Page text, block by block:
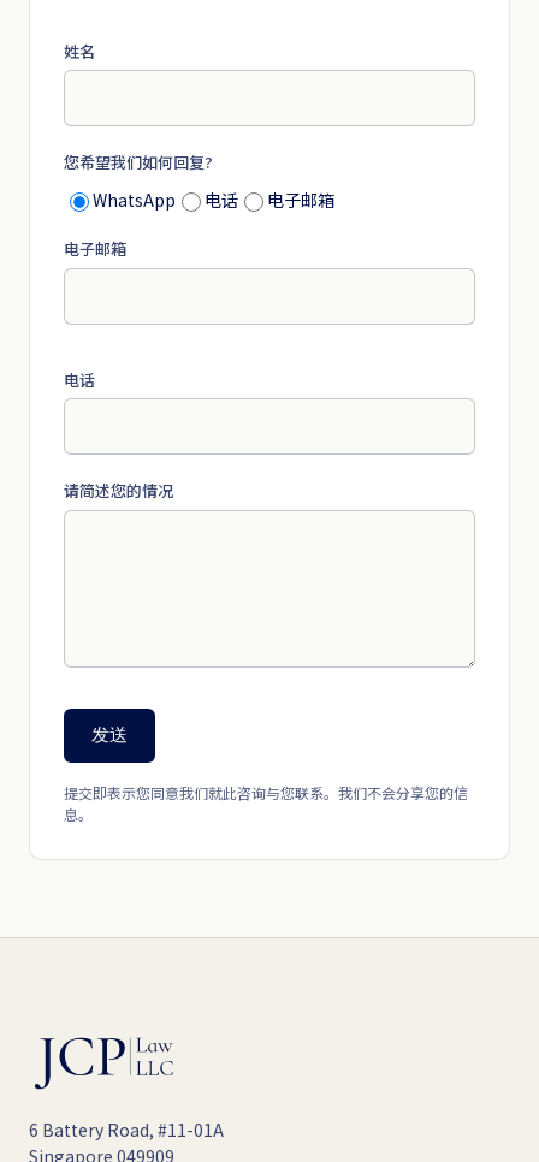
姓名
您希望我们如何回复?
WhatsApp 电话 电子邮箱
电子邮箱
电话
请简述您的情况
发送
提交即表示您同意我们就此咨询与您联系。我们不会分享您的信
息。
6 Battery Road, #11-01A
Singapore 049909